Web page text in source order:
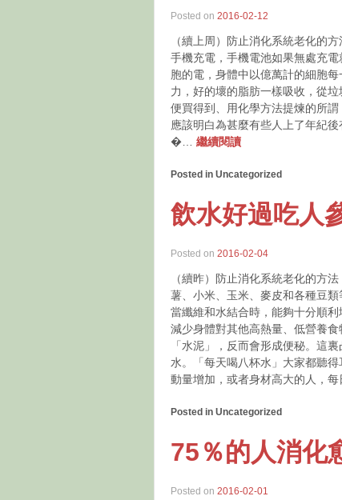
Posted on 2016-02-12
（續上周）防止消化系統老化的
手機充電，手機電池如果無處充
胞的電，身體中以億萬計的細胞
力，好的壞的脂肪一樣吸收，從
便買得到、用化學方法提煉的所
應該明白為甚麼有些人上了年紀
�… 繼續閱讀
Posted in Uncategorized
飲水好過吃人
Posted on 2016-02-04
（續昨）防止消化系統老化的方
薯、小米、玉米、麥皮和各種豆
當纖維和水結合時，能夠十分順
減少身體對其他高熱量、低營養
「水泥」，反而會形成便秘。這
水。「每天喝八杯水」大家都聽
動量增加，或者身材高大的人，
Posted in Uncategorized
75％的人消化
Posted on 2016-02-01